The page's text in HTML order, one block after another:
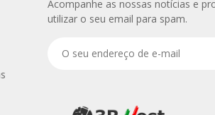
Acompanhe as nossas notícias e
utilizar o seu email para spam.